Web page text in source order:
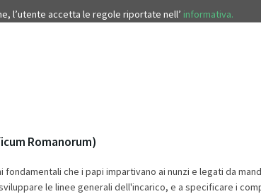
l’utente accetta le regole riportate nell’ informativa.
Romanorum)
che i papi impartivano ai nunzi e legati da
le linee generali dell'incarico, e a specificare i